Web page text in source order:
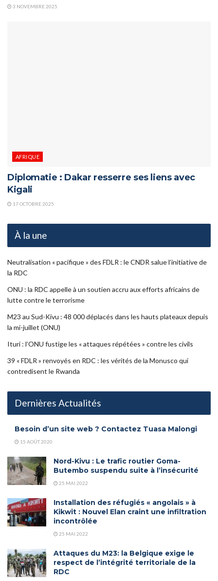
3 NOVEMBRE 2025
AFRIQUE
Diplomatie : Dakar resserre ses liens avec
Kigali
17 OCTOBRE 2025
À la une
Neutralisation « pacifique » des FDLR : le CNDR salue l’initiative de
la RDC
ONU : la RDC appelle à un soutien accru aux efforts africains de
lutte contre le terrorisme
M23 au Sud-Kivu : 48 000 déplacés dans les hauts plateaux depuis
la mi-juillet (ONU)
Ituri : l’ONU fustige les « attaques répétées » contre les civils
39 « FDLR » renvoyés en RDC : les vérités de la Monusco qui
contredisent le Rwanda
Dernières Actualités
Besoin d’un site web ? Contactez Tuasa Malongi
15 AOÛT 2020
Nord-Kivu : Le trafic routier Goma-
Butembo suspendu suite à l’insécurité
25 MAI 2022
Installation des réfugiés « angolais » à
Kikwit : Nouvel Elan craint une infiltration
incontrôlée
25 MAI 2022
Attaques du M23: la Belgique exige le
respect de l’intégrité territoriale de la
RDC